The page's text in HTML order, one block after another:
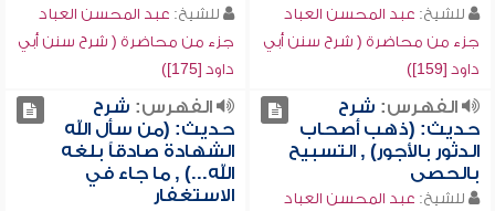
للشيخ: عبد المحسن العباد
جزء من محاضرة ( شرح سنن أبي
داود [159])
للشيخ: عبد المحسن العباد
جزء من محاضرة ( شرح سنن أبي
داود [175])
الفهرس: شرح
حديث: (ذهب أصحاب
الدثور بالأجور) , التسبيح
بالحصى
للشيخ: عبد المحسن العباد
الفهرس: شرح
حديث: (من سأل الله
الشهادة صادقاً بلغه
الله...) , ما جاء في
الاستغفار